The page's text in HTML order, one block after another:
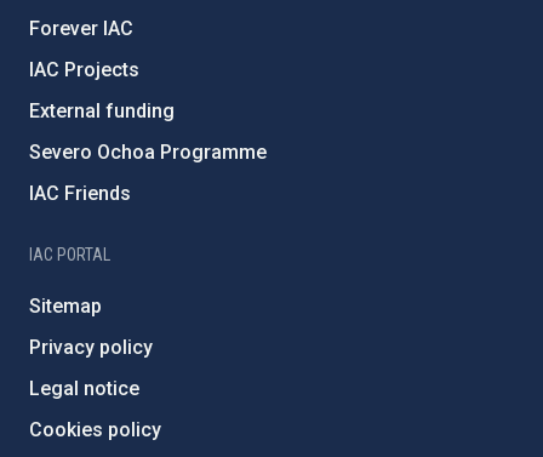
Forever IAC
IAC Projects
External funding
Severo Ochoa Programme
IAC Friends
IAC PORTAL
Sitemap
Privacy policy
Legal notice
Cookies policy